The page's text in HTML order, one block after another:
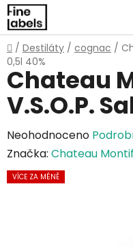
Přejít
na
obsah
Domů
/ Destiláty / cognac /
0,5l 40%
Chateau
V.S.O.P.
Průměrné
hodnocení
produktu
Neohodnoceno
Značka: Chateau
VÍCE ZA MÉNĚ